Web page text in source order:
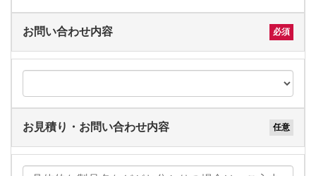
お問い合わせ内容
お見積り・お問い合わせ内容